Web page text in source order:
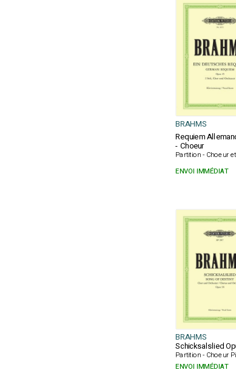
BRAHMS
Requiem
- Choeur
Partition - Choeur
ENVOI IMMÉDIAT
BRAHMS
Schicksalslied
Partition - Choeur
ENVOI IMMÉDIAT